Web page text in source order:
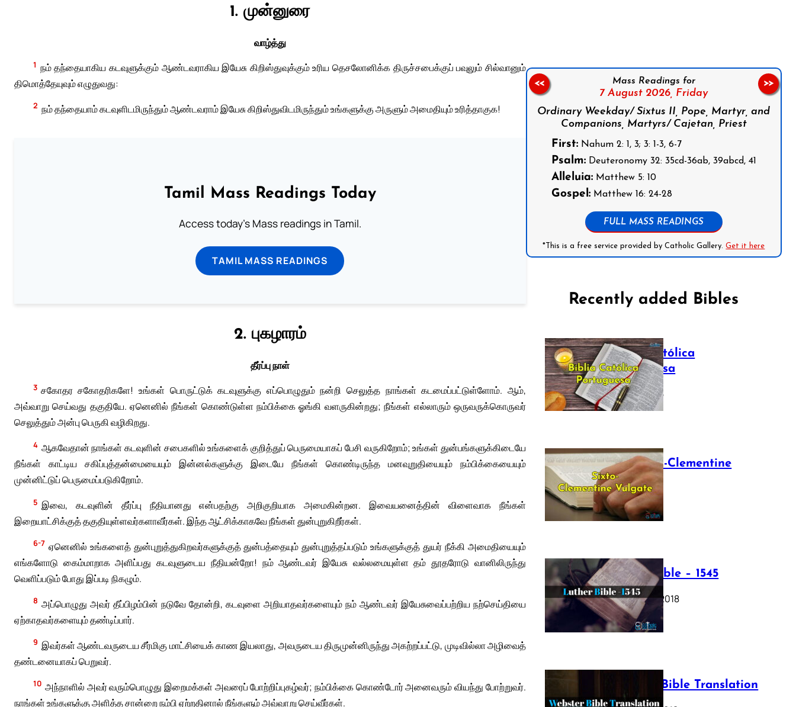
1. முன்னுரை
வாழ்த்து
1 நம் தந்தையாகிய கடவுளுக்கும் ஆண்டவராகிய இயேசு கிறிஸ்துவுக்கும் உரிய தெசலோனிக்க திருச்சபைக்குப் பவுலும் சில்வானும்
திமொத்தேயுவும் எழுதுவது:
2 நம் தந்தையாம் கடவுளிடமிருந்தும் ஆண்டவராம் இயேசு கிறிஸ்துவிடமிருந்தும் உங்களுக்கு அருளும் அமைதியும் உரித்தாகுக!
Tamil Mass Readings Today
Access today's Mass readings in Tamil.
TAMIL MASS READINGS
2. புகழாரம்
தீர்ப்பு நாள்
3 சகோதர சகோதரிகளே! உங்கள் பொருட்டுக் கடவுளுக்கு எப்பொழுதும் நன்றி செலுத்த நாங்கள் கடமைப்பட்டுள்ளோம். ஆம்,
அவ்வாறு செய்வது தகுதியே. ஏனெனில் நீங்கள் கொண்டுள்ள நம்பிக்கை ஓங்கி வளருகின்றது; நீங்கள் எல்லாரும் ஒருவருக்கொருவர்
செலுத்தும் அன்பு பெருகி வழிகிறது.
4 ஆகவேதான் நாங்கள் கடவுளின் சபைகளில் உங்களைக் குறித்துப் பெருமையாகப் பேசி வருகிறோம்; உங்கள் துன்பங்களுக்கிடையே
நீங்கள் காட்டிய சகிப்புத்தன்மையையும் இன்னல்களுக்கு இடையே நீங்கள் கொண்டிருந்த மனவுறுதியையும் நம்பிக்கையையும்
முன்னிட்டுப் பெருமைப்படுகிறோம்.
5 இவை, கடவுளின் தீர்ப்பு நீதியானது என்பதற்கு அறிகுறியாக அமைகின்றன. இவையனைத்தின் விளைவாக நீங்கள்
இறையாட்சிக்குத் தகுதியுள்ளவர்களாவீர்கள். இந்த ஆட்சிக்காகவே நீங்கள் துன்புறுகிறீர்கள்.
6-7 ஏனெனில் உங்களைத் துன்புறுத்துகிறவர்களுக்குத் துன்பத்தையும் துன்புறுத்தப்படும் உங்களுக்குத் துயர் நீக்கி அமைதியையும்
எங்களோடு கைம்மாறாக அளிப்பது கடவுளுடைய நீதியன்றோ! நம் ஆண்டவர் இயேசு வல்லமையுள்ள தம் தூதரோடு வானிலிருந்து
வெளிப்படும் போது இப்படி நிகழும்.
8 அப்பொழுது அவர் தீப்பிழம்பின் நடுவே தோன்றி, கடவுளை அறியாதவர்களையும் நம் ஆண்டவர் இயேசுவைப்பற்றிய நற்செய்தியை
ஏற்காதவர்களையும் தண்டிப்பார்.
9 இவர்கள் ஆண்டவருடைய சீர்மிகு மாட்சியைக் காண இயலாது, அவருடைய திருமுன்னிருந்து அகற்றப்பட்டு, முடிவில்லா அழிவைத்
தண்டனையாகப் பெறுவர்.
10 அந்நாளில் அவர் வரும்பொழுது இறைமக்கள் அவரைப் போற்றிப்புகழ்வர்; நம்பிக்கை கொண்டோர் அனைவரும் வியந்து போற்றுவர்.
நாங்கள் உங்களுக்கு அளித்த சான்றை நம்பி ஏற்றதினால் நீங்களும் அவ்வாறு செய்வீர்கள்.
Mass Readings for
7 August 2026, Friday
Ordinary Weekday/ Sixtus II, Pope, Martyr, and
Companions, Martyrs/ Cajetan, Priest
First:Nahum 2: 1, 3; 3: 1-3, 6-7
Psalm:Deuteronomy 32: 35cd-36ab, 39abcd, 41
Alleluia:Matthew 5: 10
Gospel:Matthew 16: 24-28
FULL MASS READINGS
*This is a free service provided by Catholic Gallery.Get it here
<< >>
Recently added Bibles
Bíblia Católica
Portuguesa
July 16, 2025
The Sixto-Clementine
Vulgate
July 12, 2025
Luther Bible – 1545
October 17, 2018
Webster Bible Translation